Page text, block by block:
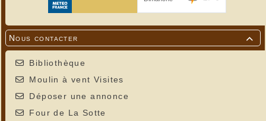

Nous contacter
Bibliothèque
Moulin à vent Visites
Déposer une annonce
Four de La Sotte